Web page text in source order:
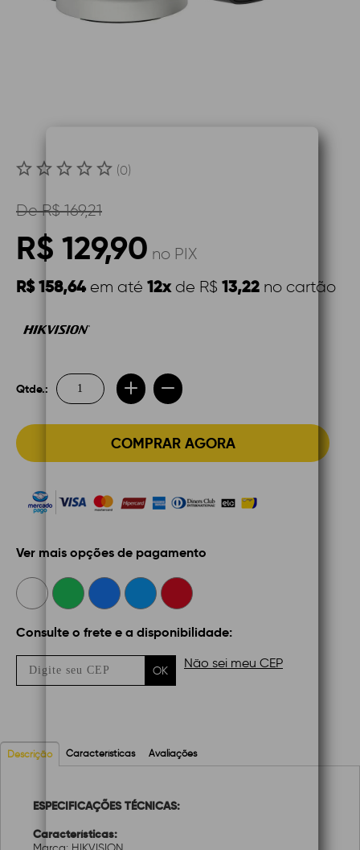
(0)
DeR$ 169,21
R$ 129,90 no PIX
R$ 158,64 em até 12xde R$ 13,22 no cartão
Qtde.:
COMPRAR AGORA
Ver mais opções de pagamento
Consulte o frete e a disponibilidade:
OK Não sei meu CEP
Descrição Características Avaliações
ESPECIFICAÇÕES TÉCNICAS:
Características: